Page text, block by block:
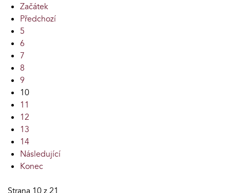
Začátek
Předchozí
5
6
7
8
9
10
11
12
13
14
Následující
Konec